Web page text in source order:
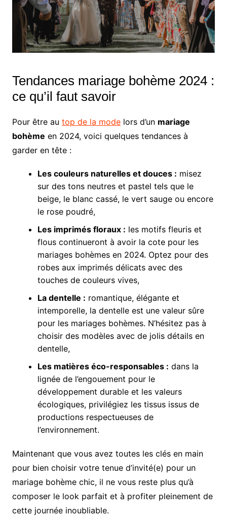
Tendances mariage bohème 2024 :
ce qu’il faut savoir
Pour être au top de la modelors d’un mariage
bohème en 2024, voici quelques tendances à
garder en tête :
Les couleurs naturelles et douces : misez
sur des tons neutres et pastel tels que le
beige, le blanc cassé, le vert sauge ou encore
le rose poudré,
Les imprimés floraux : les motifs fleuris et
flous continueront à avoir la cote pour les
mariages bohèmes en 2024. Optez pour des
robes aux imprimés délicats avec des
touches de couleurs vives,
La dentelle : romantique, élégante et
intemporelle, la dentelle est une valeur sûre
pour les mariages bohèmes. N’hésitez pas à
choisir des modèles avec de jolis détails en
dentelle,
Les matières éco-responsables : dans la
lignée de l’engouement pour le
développement durable et les valeurs
écologiques, privilégiez les tissus issus de
productions respectueuses de
l’environnement.
Maintenant que vous avez toutes les clés en main
pour bien choisir votre tenue d’invité(e) pour un
mariage bohème chic, il ne vous reste plus qu’à
composer le look parfait et à profiter pleinement de
cette journée inoubliable.